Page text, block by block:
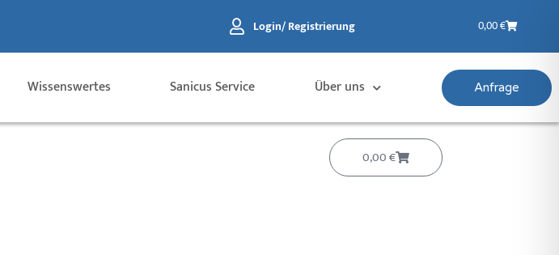
Login/ Registrierung 0,00€Warenkorb
Wissenswertes Sanicus Service Über uns Anfrage
0,00€Warenkorb